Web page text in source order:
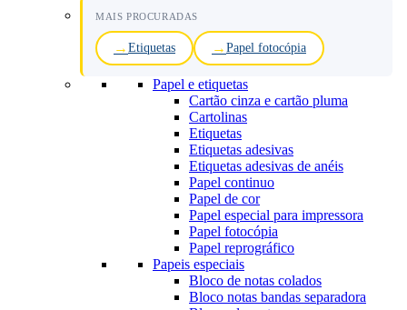
MAIS PROCURADAS
Etiquetas Papel fotocópia
Papel e etiquetas
Cartão cinza e cartão pluma
Cartolinas
Etiquetas
Etiquetas adesivas
Etiquetas adesivas de anéis
Papel continuo
Papel de cor
Papel especial para impressora
Papel fotocópia
Papel reprográfico
Papeis especiais
Bloco de notas colados
Bloco notas bandas separadora